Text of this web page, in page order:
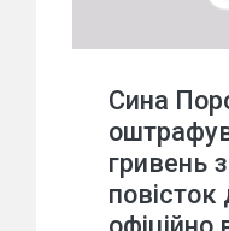
Сина
гривень
офіційно